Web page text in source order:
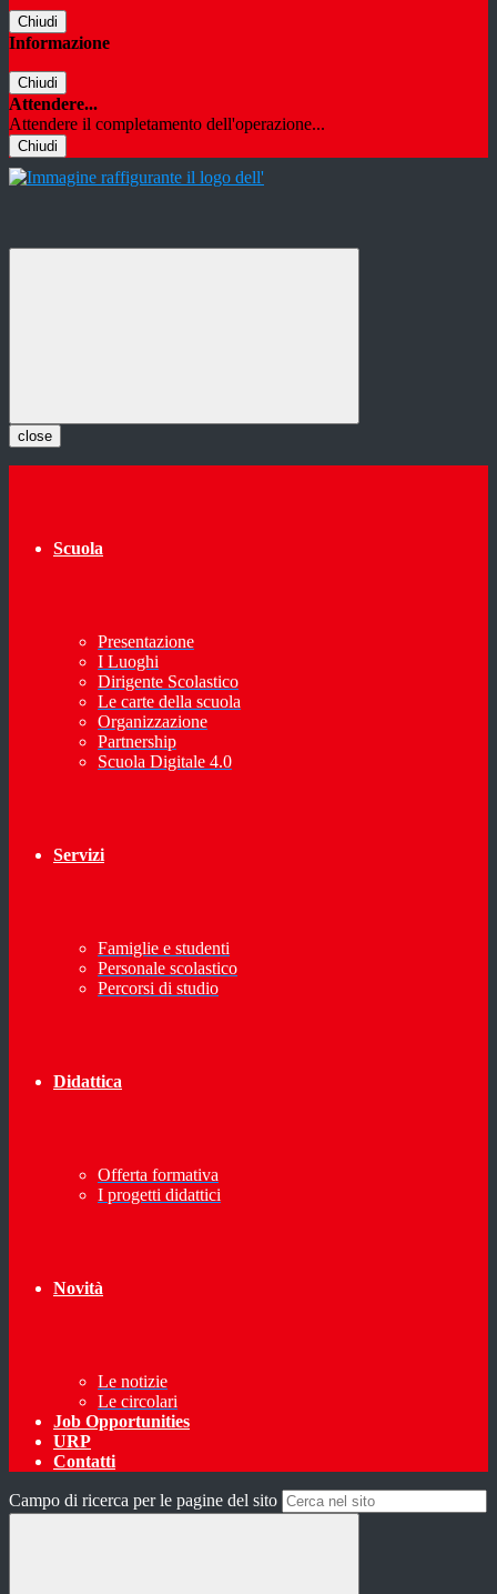
Chiudi
Informazione
Chiudi
Attendere...
Attendere il completamento dell'operazione...
Chiudi
close
Scuola
Presentazione
I Luoghi
Dirigente Scolastico
Le carte della scuola
Organizzazione
Partnership
Scuola Digitale 4.0
Servizi
Famiglie e studenti
Personale scolastico
Percorsi di studio
Didattica
Offerta formativa
I progetti didattici
Novità
Le notizie
Le circolari
Job Opportunities
URP
Contatti
Campo di ricerca per le pagine del sito